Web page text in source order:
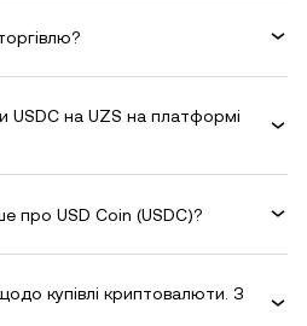
USDC на UZS на платформі
про USD Coin (USDC)?
купівлі криптовалюти. З